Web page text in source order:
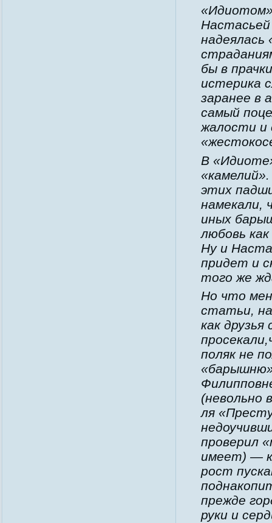
бы в
истерика
заранее в
самый
жалости и
В
этих
намекали,
иных
любовь
Ну и
придет и
того же
Но что
статьи,
как
поляк не
(невольно
ля
проверил
имеет) —
рост
прежде
руки и